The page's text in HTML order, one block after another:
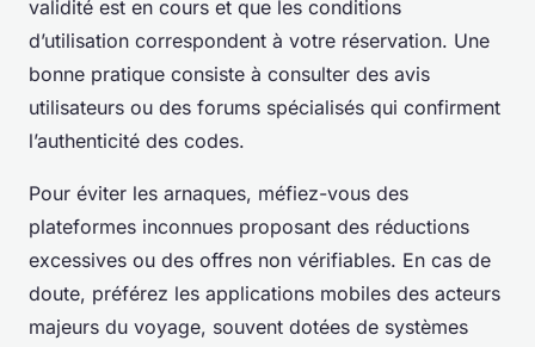
validité est en cours et que les conditions
d’utilisation correspondent à votre réservation. Une
bonne pratique consiste à consulter des avis
utilisateurs ou des forums spécialisés qui confirment
l’authenticité des codes.
Pour éviter les arnaques, méfiez-vous des
plateformes inconnues proposant des réductions
excessives ou des offres non vérifiables. En cas de
doute, préférez les applications mobiles des acteurs
majeurs du voyage, souvent dotées de systèmes